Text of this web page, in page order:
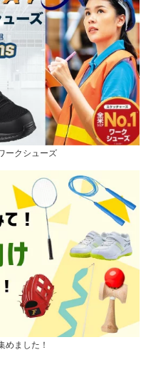
ークシューズ
めました！